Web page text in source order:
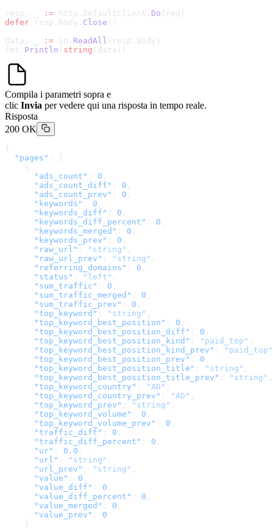
resp, _
:= http.DefaultClient. Do (req)
defer resp.Body. Close ()
data, _
:= io. ReadAll (resp.Body)
fmt. Println ( string (data))
Compila i parametri sopra e
clic Invia per vedere qui una risposta in tempo reale.
Risposta
200 OK
{
  "pages"
: [
    {
      "ads_count"
: 0 ,
      "ads_count_diff"
: 0 ,
      "ads_count_prev"
: 0 ,
      "keywords"
: 0 ,
      "keywords_diff"
: 0 ,
      "keywords_diff_percent"
: 0 ,
      "keywords_merged"
: 0 ,
      "keywords_prev"
: 0 ,
      "raw_url"
: "string" ,
      "raw_url_prev"
: "string" ,
      "referring_domains"
: 0 ,
      "status"
: "left" ,
      "sum_traffic"
: 0 ,
      "sum_traffic_merged"
: 0 ,
      "sum_traffic_prev"
: 0 ,
      "top_keyword"
: "string" ,
      "top_keyword_best_position"
: 0 ,
      "top_keyword_best_position_diff"
: 0 ,
      "top_keyword_best_position_kind"
: "paid_top" ,
      "top_keyword_best_position_kind_prev"
:
"paid_top"
      "top_keyword_best_position_prev"
: 0 ,
      "top_keyword_best_position_title"
: "string" ,
      "top_keyword_best_position_title_prev"
: "string" ,
      "top_keyword_country"
: "AD" ,
      "top_keyword_country_prev"
: "AD" ,
      "top_keyword_prev"
: "string" ,
      "top_keyword_volume"
: 0 ,
      "top_keyword_volume_prev"
: 0 ,
      "traffic_diff"
: 0 ,
      "traffic_diff_percent"
: 0 ,
      "ur"
: 0.0 ,
      "url"
: "string" ,
      "url_prev"
: "string" ,
      "value"
: 0 ,
      "value_diff"
: 0 ,
      "value_diff_percent"
: 0 ,
      "value_merged"
: 0 ,
      "value_prev"
: 0
    }